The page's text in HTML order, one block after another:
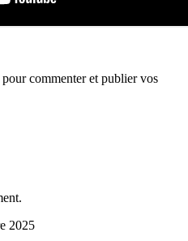
commenter et publier vos
2025